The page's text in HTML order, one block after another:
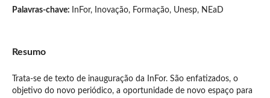
Palavras-chave: InFor, Inovação, Formação, Unesp, NEaD
Resumo
Trata-se de texto de inauguração da InFor. São enfatizados, o
objetivo do novo periódico, a oportunidade de novo espaço para